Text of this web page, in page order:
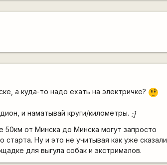
а куда-то надо ехать на электричке? ???
и наматывай круги/километры. :]
от Минска до Минска могут запросто
Ну и это не учитывая как уже сказали
для выгула собак и экстрималов.